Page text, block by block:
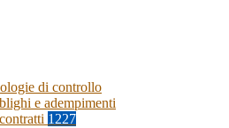
di controllo
e adempimenti
1227